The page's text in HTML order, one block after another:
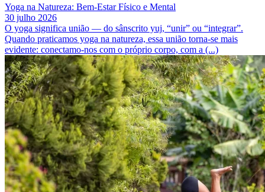
Yoga na Natureza: Bem-Estar Físico e Mental
30 julho 2026
O yoga significa união — do sânscrito yuj, “unir” ou “integrar”.
Quando praticamos yoga na natureza, essa união torna-se mais
evidente: conectamo-nos com o próprio corpo, com a (...)